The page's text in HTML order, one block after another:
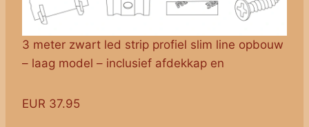
3 meter zwart led strip profiel slim line opbouw
– laag model – inclusief afdekkap en
EUR 37.95